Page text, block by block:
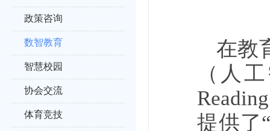
政策咨询
数智教育
智慧校园
协会交流
体育竞技
在教
（人
提供了